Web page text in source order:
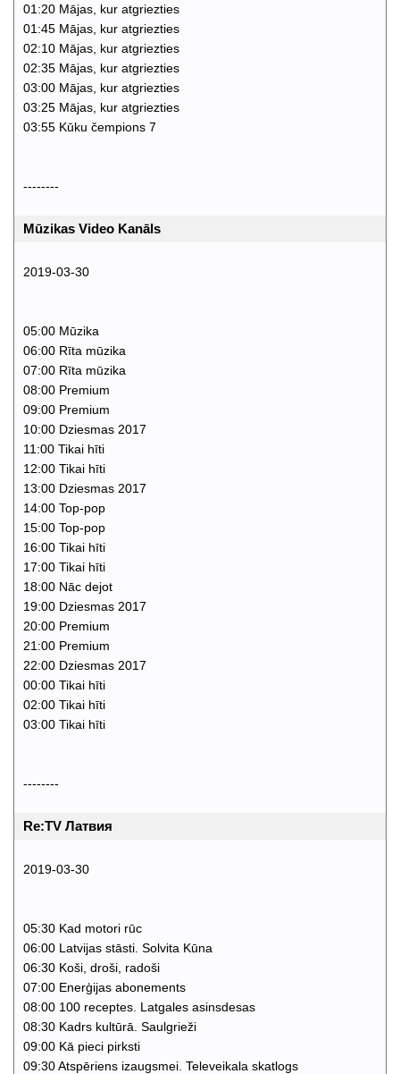
01:20 Mājas, kur atgriezties
01:45 Mājas, kur atgriezties
02:10 Mājas, kur atgriezties
02:35 Mājas, kur atgriezties
03:00 Mājas, kur atgriezties
03:25 Mājas, kur atgriezties
03:55 Kūku čempions 7
--------
Mūzikas Video Kanāls
2019-03-30
05:00 Mūzika
06:00 Rīta mūzika
07:00 Rīta mūzika
08:00 Premium
09:00 Premium
10:00 Dziesmas 2017
11:00 Tikai hīti
12:00 Tikai hīti
13:00 Dziesmas 2017
14:00 Top-pop
15:00 Top-pop
16:00 Tikai hīti
17:00 Tikai hīti
18:00 Nāc dejot
19:00 Dziesmas 2017
20:00 Premium
21:00 Premium
22:00 Dziesmas 2017
00:00 Tikai hīti
02:00 Tikai hīti
03:00 Tikai hīti
--------
Re:TV Латвия
2019-03-30
05:30 Kad motori rūc
06:00 Latvijas stāsti. Solvita Kūna
06:30 Koši, droši, radoši
07:00 Enerģijas abonements
08:00 100 receptes. Latgales asinsdesas
08:30 Kadrs kultūrā. Saulgrieži
09:00 Kā pieci pirksti
09:30 Atspēriens izaugsmei. Televeikala skatlogs